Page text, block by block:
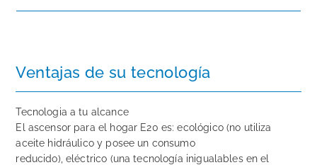
Ventajas de su tecnología
Tecnologia a tu alcance
El ascensor para el hogar E20 es: ecológico (no utiliza
aceite hidráulico y posee un consumo
reducido), eléctrico (una tecnología inigualables en el